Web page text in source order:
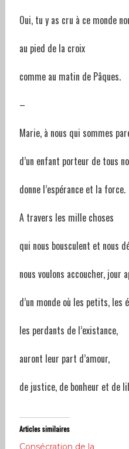
Oui, tu y as cru à ce monde
au pied de la croix
comme au matin de Pâques.
–
Marie, à nous qui sommes
d’un enfant porteur de tous
donne l’espérance et la force.
A travers les mille choses
qui nous bousculent et nous
nous voulons accoucher, jour
d’un monde où les petits, les
les perdants de l’existance,
auront leur part d’amour,
de justice, de bonheur et de
Articles similaires